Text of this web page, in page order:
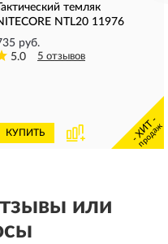
темляк
NTL20 11976
руб.
5.0
5 отзывов
КУПИТЬ - ХИТ -
продаж
или